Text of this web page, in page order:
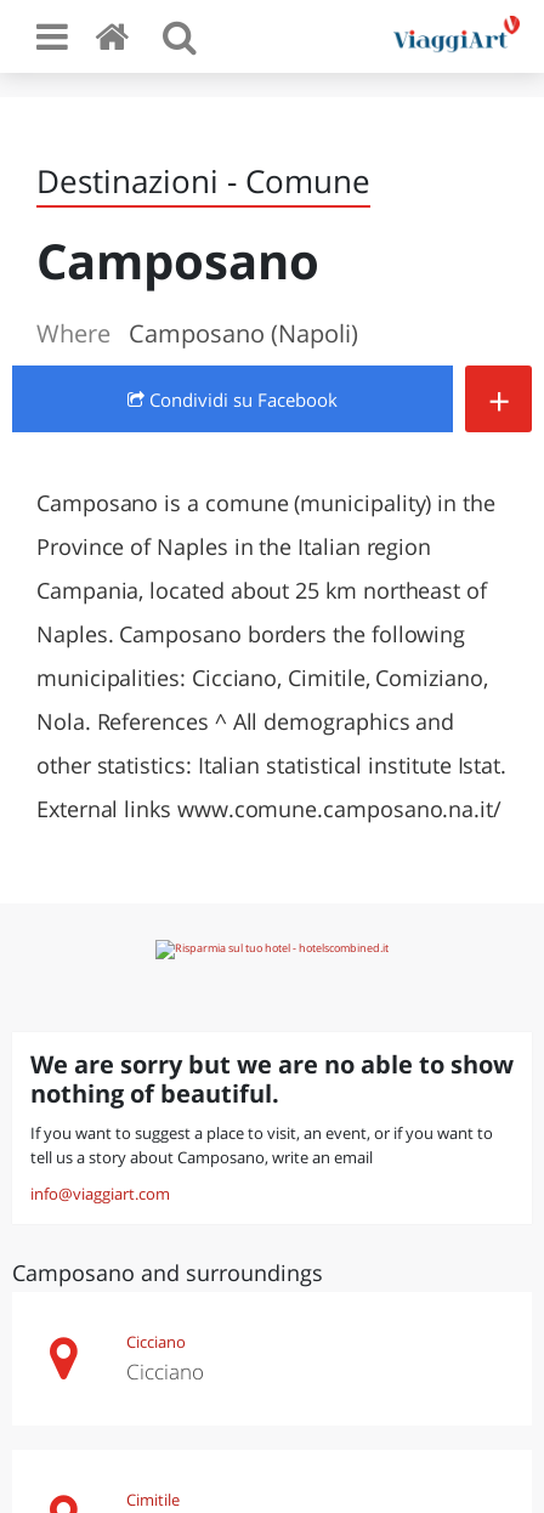
Destinazioni - Comune
Camposano
Where Camposano (Napoli)
Condividi su Facebook +
Camposano is a comune (municipality) in the
Province of Naples in the Italian region
Campania, located about 25 km northeast of
Naples. Camposano borders the following
municipalities: Cicciano, Cimitile, Comiziano,
Nola. References ^ All demographics and
other statistics: Italian statistical institute Istat.
External links www.comune.camposano.na.it/
We are sorry but we are no able to show
nothing of beautiful.
If you want to suggest a place to visit, an event, or if you want to
tell us a story about Camposano, write an email
info@viaggiart.com
Camposano and surroundings
Cicciano
Cicciano
Cimitile